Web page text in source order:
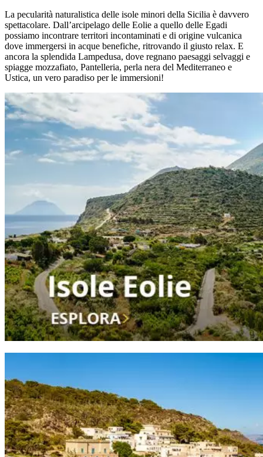
Salta
al
contenuto
La pecularità naturalistica delle isole minori della Sicilia è davvero
spettacolare. Dall’arcipelago delle Eolie a quello delle Egadi
possiamo incontrare territori incontaminati e di origine vulcanica
dove immergersi in acque benefiche, ritrovando il giusto relax. E
ancora la splendida Lampedusa, dove regnano paesaggi selvaggi e
spiagge mozzafiato, Pantelleria, perla nera del Mediterraneo e
Ustica, un vero paradiso per le immersioni!